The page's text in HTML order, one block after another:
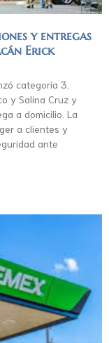
y entregas
Erick
categoría 3,
y Salina Cruz y
a domicilio. La
a clientes y
ante